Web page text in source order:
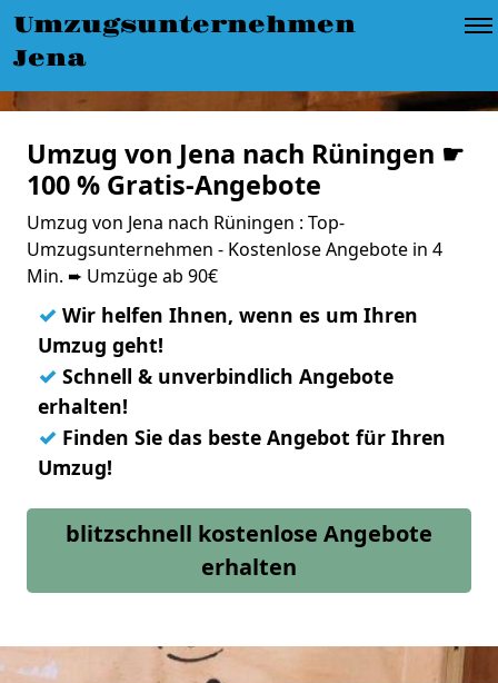
Umzugsunternehmen
Jena
Umzug von Jena nach Rüningen ☛
100 % Gratis-Angebote
Umzug von Jena nach Rüningen : Top-
Umzugsunternehmen - Kostenlose Angebote in 4
Min. ➨ Umzüge ab 90€
✓ Wir helfen Ihnen, wenn es um Ihren
Umzug geht!
✓ Schnell & unverbindlich Angebote
erhalten!
✓ Finden Sie das beste Angebot für Ihren
Umzug!
blitzschnell kostenlose Angebote
erhalten